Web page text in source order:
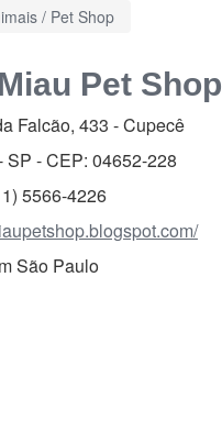
/ Pet Shop
Pet Shop
Falcão, 433 -Cupecê
SP - CEP: 04652-228
5566-4226
São Paulo